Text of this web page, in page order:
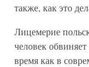
также, как это
Лицемерие
человек
время как в